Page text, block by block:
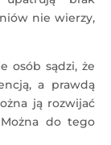
nie wierzy,
osób sądzi, że
a prawdą
ją rozwijać
Można do tego